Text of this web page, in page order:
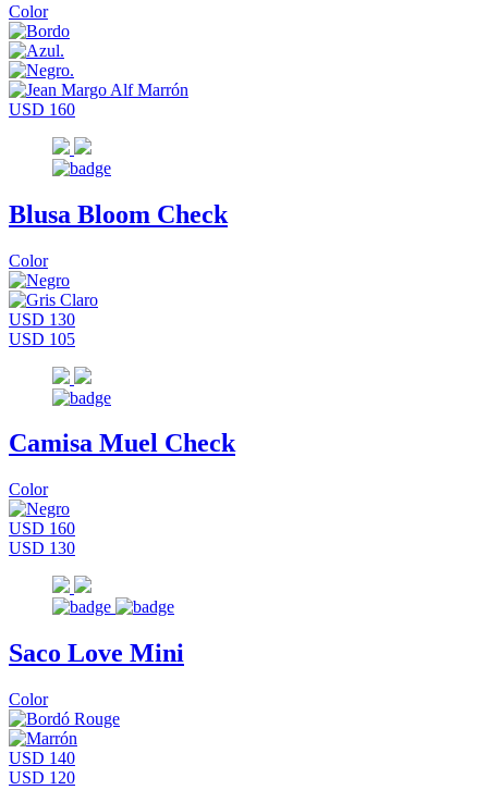
Color
USD 160
Blusa Bloom Check
Color
USD 130
USD 105
Camisa Muel Check
Color
USD 160
USD 130
Saco Love Mini
Color
USD 140
USD 120